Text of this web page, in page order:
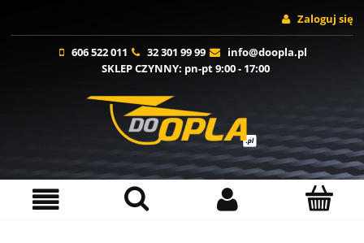
Zaloguj się
606 522 011 32 301 99 99
info@doopla.pl
SKLEP CZYNNY: pn-pt 9:00 - 17:00